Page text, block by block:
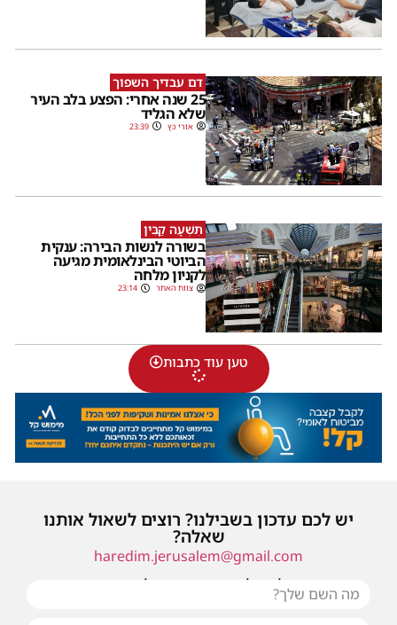
דם עבדיך השפוך
25 שנה אחרי: הפצע בלב העיר
שלא הגליד
אורי כץ 23:39
תִּשְׁעָה קַבִּין
בשורה לנשות הבירה: ענקית
הביוטי הבינלאומית מגיעה
לקניון מלחה
צוות האתר 23:14
טען עוד כתבות
יש לכם עדכון בשבילנו? רוצים לשאול אותנו
שאלה?
haredim.jerusalem@gmail.com
או שילחו אלינו פנייה ונחזור אליכם בהקדם